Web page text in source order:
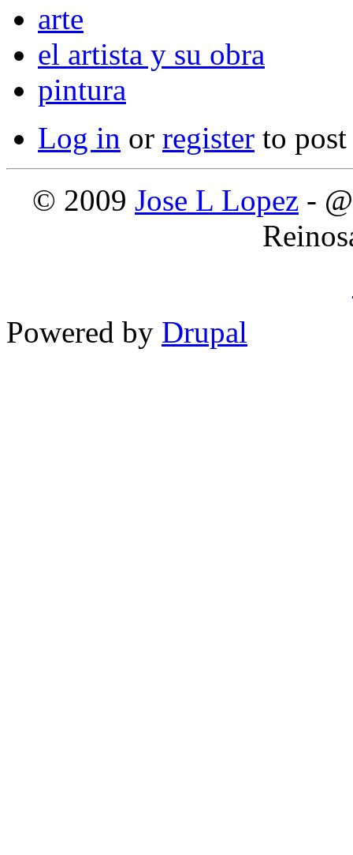
arte
el artista y su obra
pintura
Log in or register to
© 2009 Jose L Lopez -
Powered by Drupal